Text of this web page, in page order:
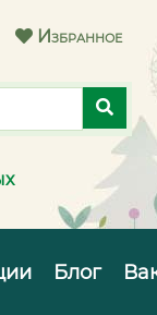
Избранное
Блог